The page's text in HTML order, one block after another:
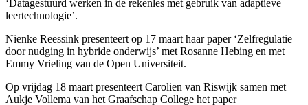
‘Datagestuurd werken in de rekenles met gebruik van adaptieve
leertechnologie’.
Nienke Reessink presenteert op 17 maart haar paper ‘Zelfregulatie
door nudging in hybride onderwijs’ met Rosanne Hebing en met
Emmy Vrieling van de Open Universiteit.
Op vrijdag 18 maart presenteert Carolien van Riswijk samen met
Aukje Vollema van het Graafschap College het paper